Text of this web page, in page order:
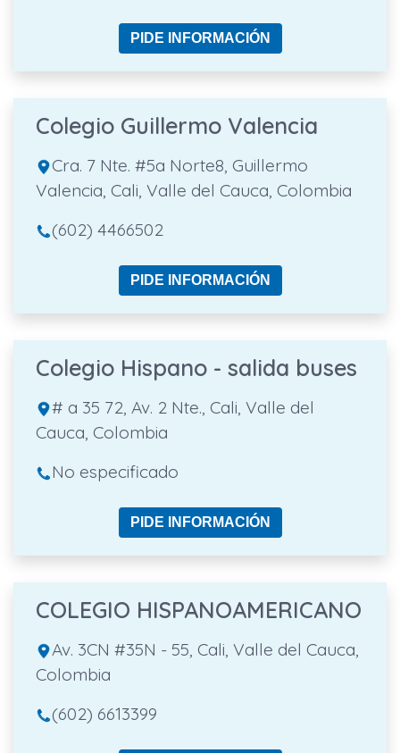
PIDE INFORMACIÓN
Colegio Guillermo Valencia
Cra. 7 Nte. #5a Norte8, Guillermo
Valencia, Cali, Valle del Cauca, Colombia
(602) 4466502
PIDE INFORMACIÓN
Colegio Hispano - salida buses
# a 35 72, Av. 2 Nte., Cali, Valle del
Cauca, Colombia
No especificado
PIDE INFORMACIÓN
COLEGIO HISPANOAMERICANO
Av. 3CN #35N - 55, Cali, Valle del Cauca,
Colombia
(602) 6613399